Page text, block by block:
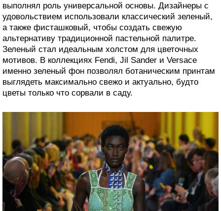
выполнял роль универсальной основы. Дизайнеры с
удовольствием использовали классический зеленый,
а также фисташковый, чтобы создать свежую
альтернативу традиционной пастельной палитре.
Зеленый стал идеальным холстом для цветочных
мотивов. В коллекциях Fendi, Jil Sander и Versace
именно зеленый фон позволял ботаническим принтам
выглядеть максимально свежо и актуально, будто
цветы только что сорвали в саду.